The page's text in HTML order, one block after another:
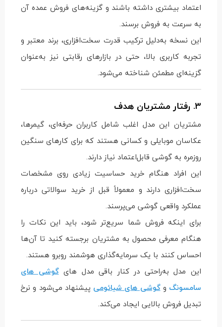
اعتماد بیشتری داشته باشند و گزینه‌های فروش عمده آن
به سرعت به فروش برسند.
این نسخه به‌دلیل ترکیب قدرت سخت‌افزاری، برند معتبر و
تجربه کاربری بالا، حتی در بازارهای رقابتی نیز به‌عنوان
گزینه‌ای مطمئن شناخته می‌شود.
3. رفتار مشتریان هدف
مشتریان این مدل اغلب شامل کاربران حرفه‌ای، گیمرها،
عکاسان موبایلی و کسانی هستند که برای کارهای سنگین
روزمره به گوشی قابل‌اعتماد نیاز دارند.
این افراد هنگام خرید حساسیت زیادی روی مشخصات
سخت‌افزاری دارند و معمولاً قبل از خرید سوالاتی درباره
عملکرد واقعی گوشی می‌پرسند.
برای اینکه فروش شما سریع‌تر شود، باید این نکات را
هنگام معرفی محصول به مشتریان برجسته کنید تا آن‌ها
احساس کنند با یک سرمایه‌گذاری هوشمند روبرو هستند.
این مدل به‌راحتی در کنار باقی مدل هایگوشی های
سامسونگ وگوشی های شیائومی پیشنهاد می‌شود و نرخ
تبدیل فروش بالایی ایجاد می‌کند.